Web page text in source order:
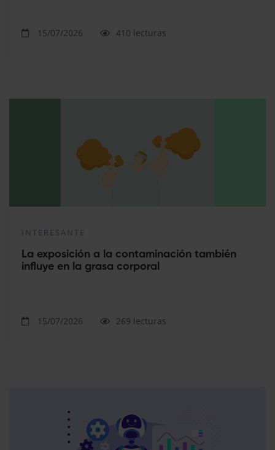
15/07/2026 410 lecturas
INTERESANTE
La exposición a la contaminación también
influye en la grasa corporal
15/07/2026 269 lecturas